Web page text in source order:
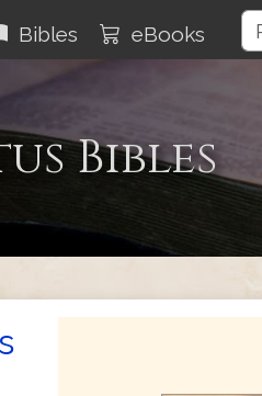
Bibles eBooks
Bibles